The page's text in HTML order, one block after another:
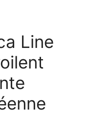
Line